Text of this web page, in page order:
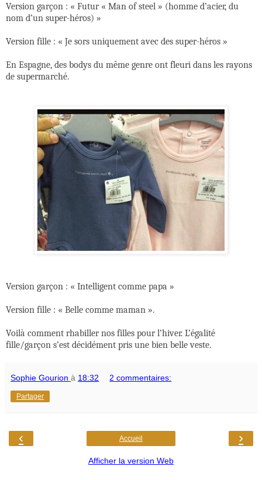
Version garçon : « Futur « Man of steel » (homme d’acier, du
nom d’un super-héros) »
Version fille : « Je sors uniquement avec des super-héros »
En Espagne, des bodys du même genre ont fleuri dans les rayons
de supermarché.
Version garçon : « Intelligent comme papa »
Version fille : « Belle comme maman ».
Voilà comment rhabiller nos filles pour l’hiver. L’égalité
fille/garçon s’est décidément pris une bien belle veste.
Sophie Gourion à 18:32 2 commentaires:
Partager
‹ ›
Accueil
Afficher la version Web